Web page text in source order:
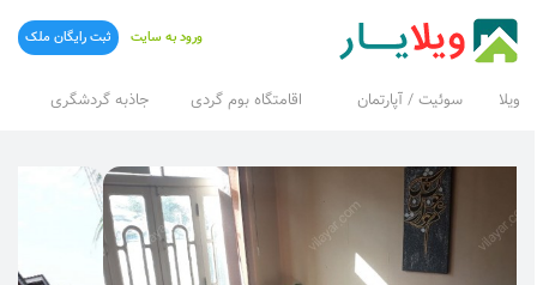
ویلا سوئیت / آپارتمان اقامتگاه بوم گردی جاذبه گردشگری
ورود به سایت ثبت رایگان ملک